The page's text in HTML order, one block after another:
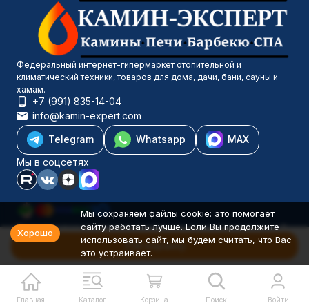
В корзину
Главная Каталог Корзина Поиск Войти
Федеральный интернет-гипермаркет отопительной и
климатический техники, товаров для дома, дачи, бани, сауны и
хамам.
+7 (991) 835-14-04
info@kamin-expert.com
Telegram
Whatsapp
MAX
Мы в соцсетях
Каталог товаров
Компания
Информация
Политика персональных данных
© 2001-2026 Камин-Эксперт ИП Понюхов В. А. ОГРНИП
326527500040181
Хорошо
Мы сохраняем файлы cookie: это помогает
сайту работать лучше. Если Вы продолжите
использовать сайт, мы будем считать, что Вас
это устраивает.